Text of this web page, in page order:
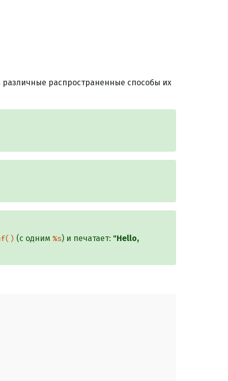
распространенные способы их
(с одним %s) и печатает: "Hello,